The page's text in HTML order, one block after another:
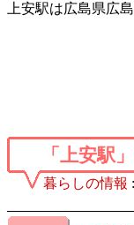
上安駅は広島県広
「上安駅
暮らしの情報 :